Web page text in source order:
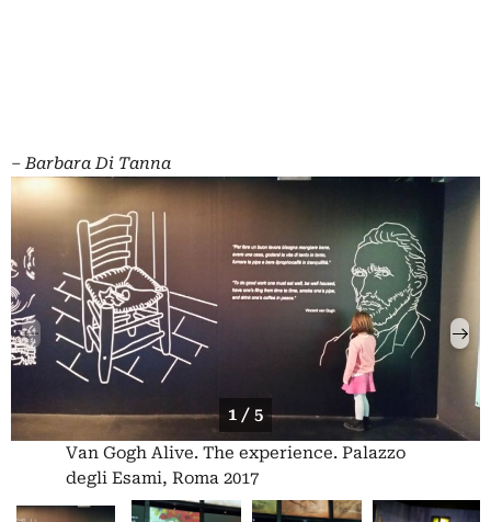
–Barbara Di Tanna
1 / 5
Van Gogh Alive. The experience. Palazzo
degli Esami, Roma 2017